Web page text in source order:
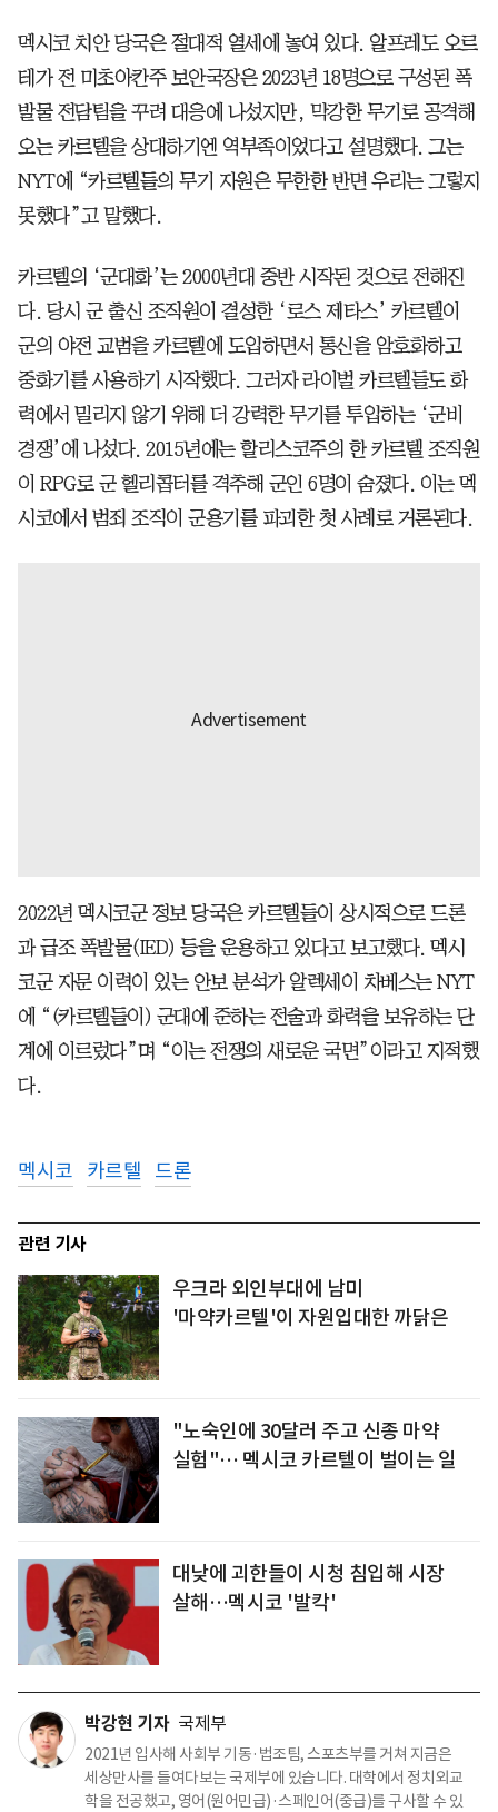
멕시코 치안 당국은 절대적 열세에 놓여 있다. 알프레도 오르
테가 전 미초아칸주 보안국장은 2023년 18명으로 구성된 폭
발물 전담팀을 꾸려 대응에 나섰지만, 막강한 무기로 공격해
오는 카르텔을 상대하기엔 역부족이었다고 설명했다. 그는
NYT에 “카르텔들의 무기 자원은 무한한 반면 우리는 그렇지
못했다”고 말했다.
카르텔의 ‘군대화’는 2000년대 중반 시작된 것으로 전해진
다. 당시 군 출신 조직원이 결성한 ‘로스 제타스’ 카르텔이
군의 야전 교범을 카르텔에 도입하면서 통신을 암호화하고
중화기를 사용하기 시작했다. 그러자 라이벌 카르텔들도 화
력에서 밀리지 않기 위해 더 강력한 무기를 투입하는 ‘군비
경쟁’에 나섰다. 2015년에는 할리스코주의 한 카르텔 조직원
이 RPG로 군 헬리콥터를 격추해 군인 6명이 숨졌다. 이는 멕
시코에서 범죄 조직이 군용기를 파괴한 첫 사례로 거론된다.
2022년 멕시코군 정보 당국은 카르텔들이 상시적으로 드론
과 급조 폭발물(IED) 등을 운용하고 있다고 보고했다. 멕시
코군 자문 이력이 있는 안보 분석가 알렉세이 차베스는 NYT
에 “(카르텔들이) 군대에 준하는 전술과 화력을 보유하는 단
계에 이르렀다”며 “이는 전쟁의 새로운 국면”이라고 지적했
다.
멕시코 카르텔 드론
관련 기사
우크라 외인부대에 남미
'마약카르텔'이 자원입대한 까닭은
"노숙인에 30달러 주고 신종 마약
실험"… 멕시코 카르텔이 벌이는 일
대낮에 괴한들이 시청 침입해 시장
살해…멕시코 '발칵'
박강현 기자 국제부
2021년 입사해 사회부 기동·법조팀, 스포츠부를 거쳐 지금은
세상만사를 들여다보는 국제부에 있습니다. 대학에서 정치외교
학을 전공했고, 영어(원어민급)·스페인어(중급)를 구사할 수 있